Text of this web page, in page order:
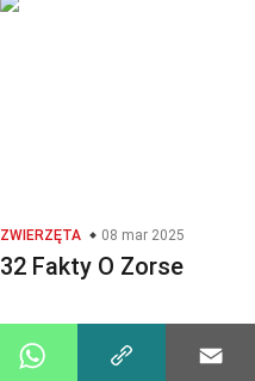
ZWIERZĘTA 08 mar 2025
32 Fakty O Zorse